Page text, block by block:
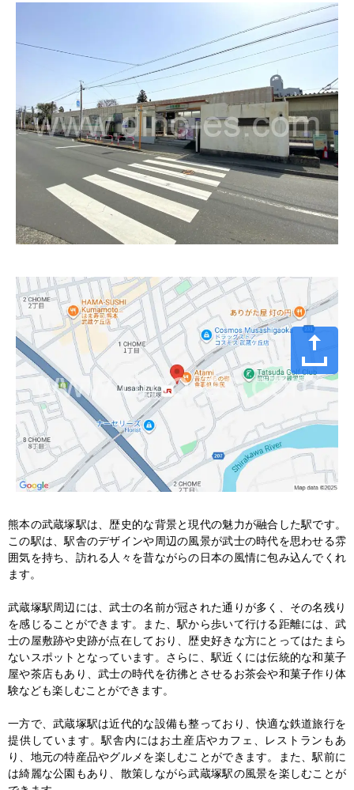
熊本の武蔵塚駅は、歴史的な背景と現代の魅力が融合した駅です。
この駅は、駅舎のデザインや周辺の風景が武士の時代を思わせる雰
囲気を持ち、訪れる人々を昔ながらの日本の風情に包み込んでくれ
ます。
武蔵塚駅周辺には、武士の名前が冠された通りが多く、その名残り
を感じることができます。また、駅から歩いて行ける距離には、武
士の屋敷跡や史跡が点在しており、歴史好きな方にとってはたまら
ないスポットとなっています。さらに、駅近くには伝統的な和菓子
屋や茶店もあり、武士の時代を彷彿とさせるお茶会や和菓子作り体
験なども楽しむことができます。
一方で、武蔵塚駅は近代的な設備も整っており、快適な鉄道旅行を
提供しています。駅舎内にはお土産店やカフェ、レストランもあ
り、地元の特産品やグルメを楽しむことができます。また、駅前に
は綺麗な公園もあり、散策しながら武蔵塚駅の風景を楽しむことが